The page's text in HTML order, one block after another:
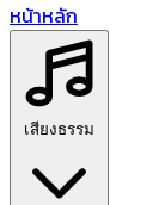
หน้าหลัก
เสียงธรรม